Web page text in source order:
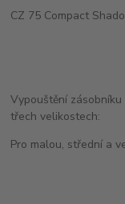
CZ 75 Compact
Vypouštění
třech velikostech:
Pro malou, střední a